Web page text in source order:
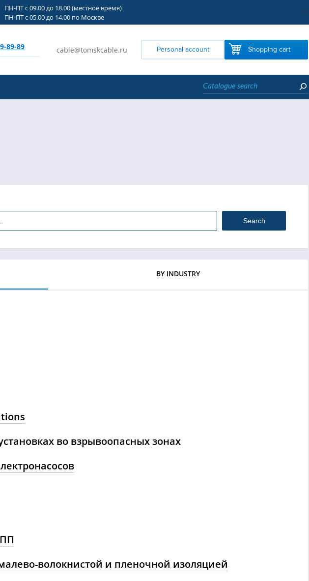
ПН-ПТ с 09.00 до 18.00 (местное время)
ПН-ПТ с 05.00 до 14.00 по Москве
?>
89-89 cable@tomskcable.ru Personal account Shopping cart
Search
BY INDUSTRY
во взрывоопасных зонах
волокнистой и пленочной изоляцией